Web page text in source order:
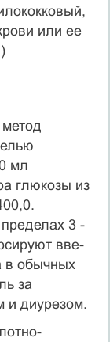
или ее
мл
глюкозы из
3 -
вве­
в обычных
за
и диу­резом.